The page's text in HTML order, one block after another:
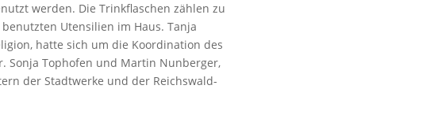
werden. Die Trinkflaschen zählen zu
Utensilien im Haus. Tanja
hatte sich um die Koordination des
Sonja Tophofen und Martin Nunberger,
der Stadtwerke und der Reichswald-